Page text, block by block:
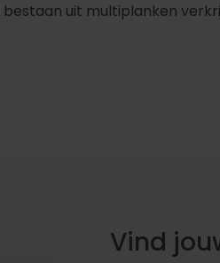
uit multiplanken
Vind